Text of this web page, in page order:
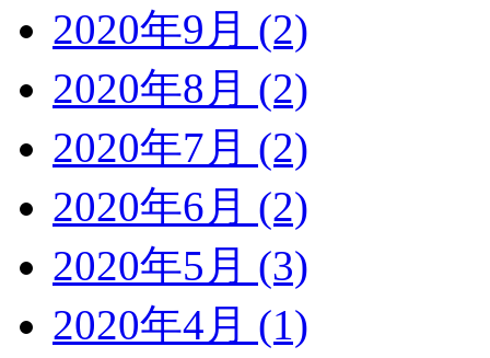
2020年9月 (2)
2020年8月 (2)
2020年7月 (2)
2020年6月 (2)
2020年5月 (3)
2020年4月 (1)